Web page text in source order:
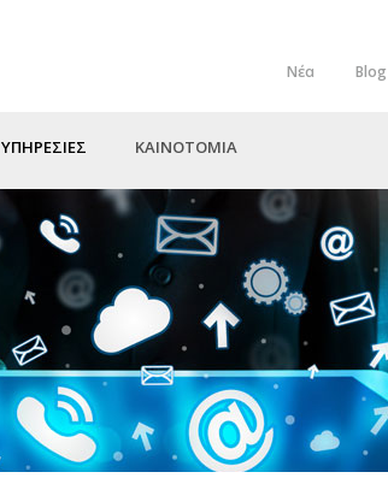
Νέα Blog
ΥΠΗΡΕΣΙΕΣ ΚΑΙΝΟΤΟΜΙΑ